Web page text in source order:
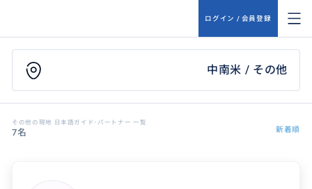
ログイン / 会員登録
中南米 / その他
その他の現地 日本語ガイド･パートナー 一覧
7名 新着順